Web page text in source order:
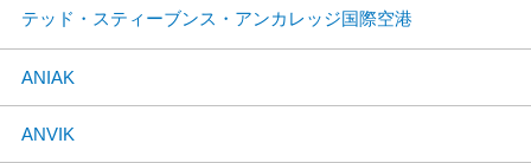
テッド・スティーブンス・アンカレッジ国際空港
ANIAK
ANVIK